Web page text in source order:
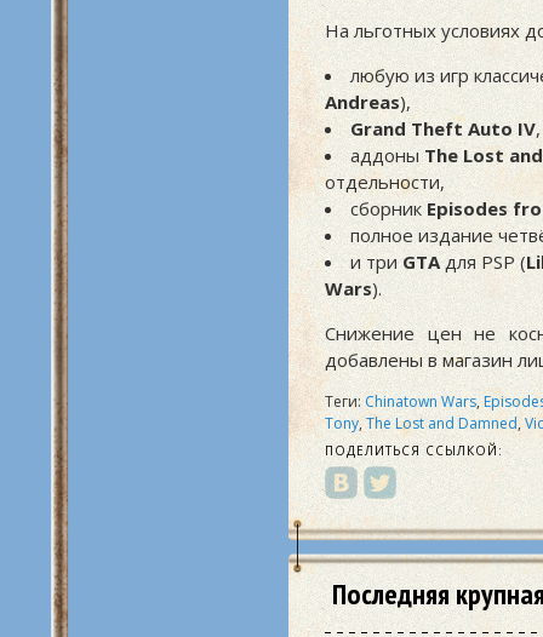
На льготных условиях
любую из игр
Andreas),
Grand Theft Auto IV,
аддоны The Lost
отдельности,
сборникEpisodes
полное издание
и три GTAдля PSP (
Wars).
Снижение цен не
добавлены в магазин
Теги: Chinatown Wars,
Tony,The Lost and Damned,
ПОДЕЛИТЬСЯ ССЫЛКОЙ:
Последняя